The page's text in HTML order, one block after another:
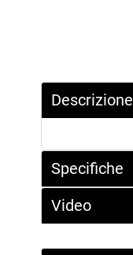
Descrizione
Specifiche
Video